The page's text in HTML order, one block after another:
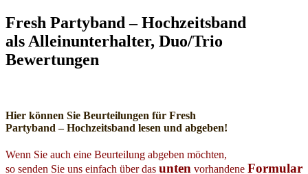
Hof Hersbruck Franken Bayern
Hessen
Fresh Partyband – Hochzeitsband
als Alleinunterhalter, Duo/Trio
Bewertungen
Hier können Sie Beurteilungen für Fresh
Partyband – Hochzeitsband lesen und abgeben!
Wenn Sie auch eine Beurteilung abgeben möchten,
so senden Sie uns einfach über das unten vorhandene Formular